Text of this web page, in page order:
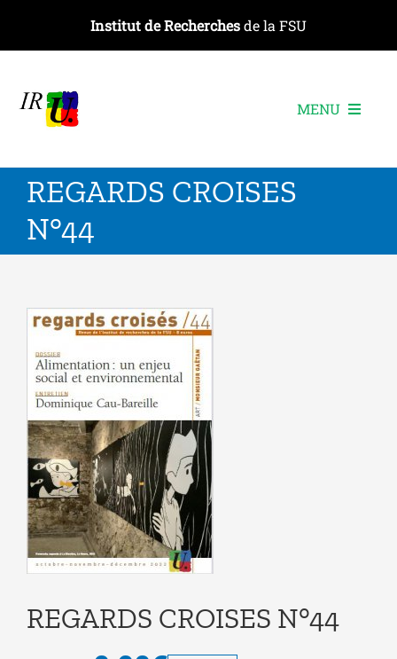
contenu
Institut de Recherchesde la FSU
MENU
Les recherches
Les publications
REGARDS CROISES
N°44
REGARDS CROISES N°44